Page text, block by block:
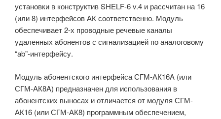
установки в конструктив SHELF-6 v.4 и рассчитан на 16
(или 8) интерфейсов АК соответственно. Модуль
обеспечивает 2-х проводные речевые каналы
удаленных абонентов с сигнализацией по аналоговому
“ab”-интерфейсу.
Модуль абонентского интерфейса СГМ-АК16A (или
СГМ-АК8A) предназначен для использования в
абонентских выносах и отличается от модуля СГМ-
АК16 (или СГМ-АК8) программным обеспечением,